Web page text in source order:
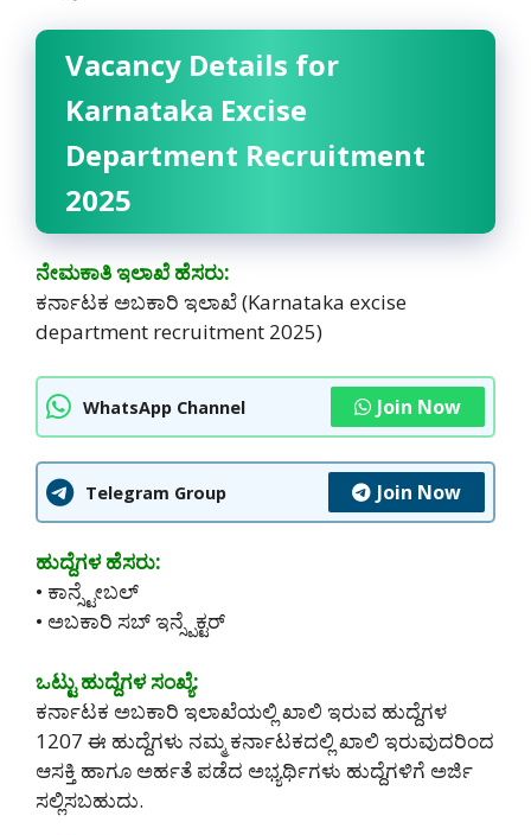
Vacancy Details for
Karnataka Excise
Department Recruitment
2025
ನೇಮಕಾತಿ ಇಲಾಖೆ ಹೆಸರು:
ಕರ್ನಾಟಕ ಅಬಕಾರಿ ಇಲಾಖೆ (Karnataka excise
department recruitment 2025)
WhatsApp Channel Join Now
Telegram Group Join Now
ಹುದ್ದೆಗಳ ಹೆಸರು:
• ಕಾನ್ಸ್ಟೇಬಲ್
• ಅಬಕಾರಿ ಸಬ್ ಇನ್ಸ್ಪೆಕ್ಟರ್
ಒಟ್ಟು ಹುದ್ದೆಗಳ ಸಂಖ್ಯೆ:
ಕರ್ನಾಟಕ ಅಬಕಾರಿ ಇಲಾಖೆಯಲ್ಲಿ ಖಾಲಿ ಇರುವ ಹುದ್ದೆಗಳ
1207 ಈ ಹುದ್ದೆಗಳು ನಮ್ಮ ಕರ್ನಾಟಕದಲ್ಲಿ ಖಾಲಿ ಇರುವುದರಿಂದ
ಆಸಕ್ತಿ ಹಾಗೂ ಅರ್ಹತೆ ಪಡೆದ ಅಭ್ಯರ್ಥಿಗಳು ಹುದ್ದೆಗಳಿಗೆ ಅರ್ಜಿ
ಸಲ್ಲಿಸಬಹುದು.